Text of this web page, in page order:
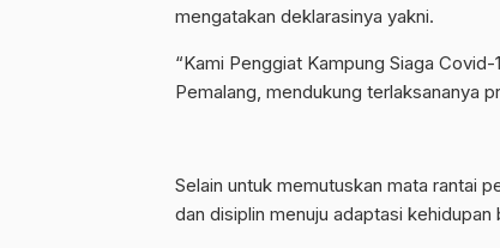
mengatakan deklarasinya yakni.
“Kami Penggiat Kampung Siaga
Pemalang, mendukung terlaksananya
Selain untuk memutuskan mata rantai
dan disiplin menuju adaptasi